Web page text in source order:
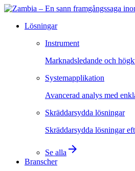
Lösningar
Instrument
Marknadsledande och
Systemapplikation
Avancerad analys med
Skräddarsydda lösningar
Skräddarsydda lösningar
Se alla arrow_forward
Branscher